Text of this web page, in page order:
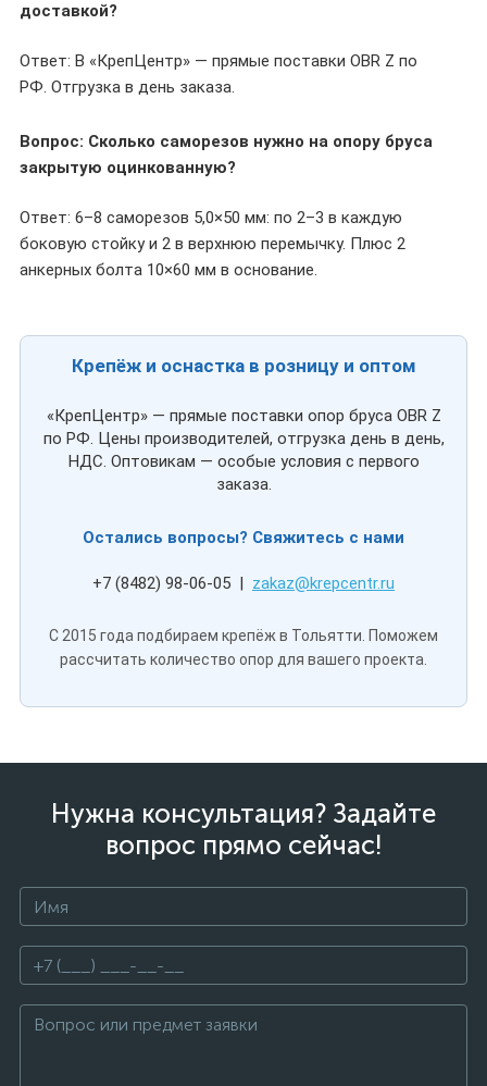
доставкой?
Ответ: В «КрепЦентр» — прямые поставки OBR Z по
РФ. Отгрузка в день заказа.
Вопрос: Сколько саморезов нужно на опору бруса
закрытую оцинкованную?
Ответ: 6–8 саморезов 5,0×50 мм: по 2–3 в каждую
боковую стойку и 2 в верхнюю перемычку. Плюс 2
анкерных болта 10×60 мм в основание.
Крепёж и оснастка в розницу и оптом
«КрепЦентр» — прямые поставки опор бруса OBR Z
по РФ. Цены производителей, отгрузка день в день,
НДС. Оптовикам — особые условия с первого
заказа.
Остались вопросы? Свяжитесь с нами
+7 (8482) 98-06-05 | zakaz@krepcentr.ru
С 2015 года подбираем крепёж в Тольятти. Поможем
рассчитать количество опор для вашего проекта.
Нужна консультация? Задайте
вопрос прямо сейчас!